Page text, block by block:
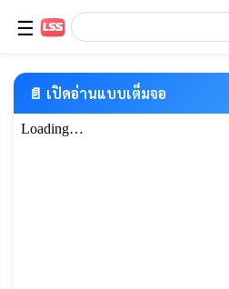
☰
📄 เปิดอ่านแบบเต็มจอ